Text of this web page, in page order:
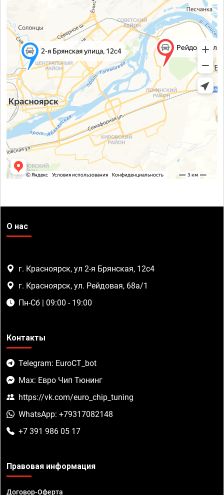
О нас
г. Красноярск, ул 2-я Брянская, 12с4
г. Красноярск, ул. Рейдовая, 68а/1
Пн-Сб | 09:00 - 19:00
Контакты
Telegram: EuroCT_bot
Max: Евро Чип Тюнинг
https://vk.com/euro_chip_tuning
WhatsApp: +79317082148
+7 391 986 05 17
Правовая информация
Договор-Оферта